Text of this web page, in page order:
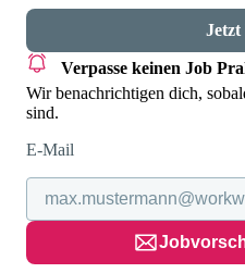
Jetzt
Verpasse keinen Job
Wir benachrichtigen dich,
sind.
E-Mail